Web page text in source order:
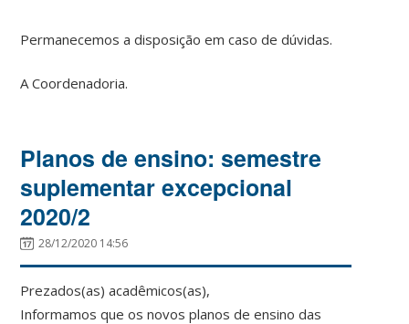
Permanecemos a disposição em caso de dúvidas.
A Coordenadoria.
Planos de ensino: semestre
suplementar excepcional
2020/2
28/12/2020 14:56
Prezados(as) acadêmicos(as),
Informamos que os novos planos de ensino das